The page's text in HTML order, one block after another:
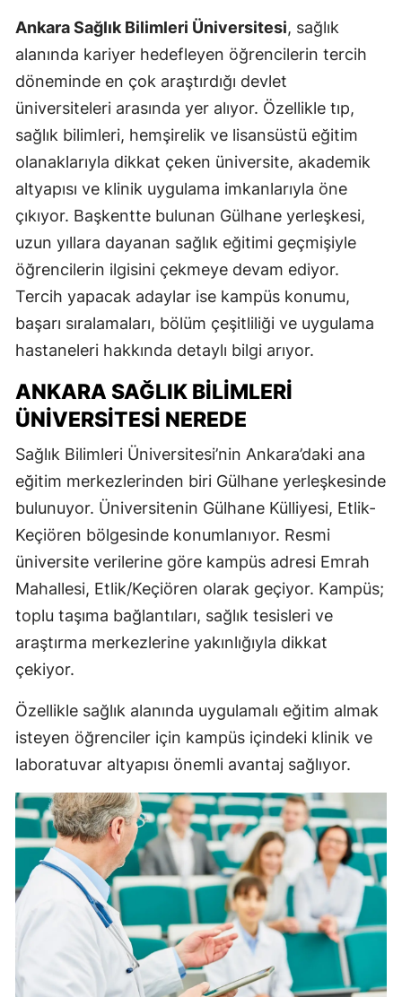
Ankara Sağlık Bilimleri Üniversitesi, sağlık
alanında kariyer hedefleyen öğrencilerin tercih
döneminde en çok araştırdığı devlet
üniversiteleri arasında yer alıyor. Özellikle tıp,
sağlık bilimleri, hemşirelik ve lisansüstü eğitim
olanaklarıyla dikkat çeken üniversite, akademik
altyapısı ve klinik uygulama imkanlarıyla öne
çıkıyor. Başkentte bulunan Gülhane yerleşkesi,
uzun yıllara dayanan sağlık eğitimi geçmişiyle
öğrencilerin ilgisini çekmeye devam ediyor.
Tercih yapacak adaylar ise kampüs konumu,
başarı sıralamaları, bölüm çeşitliliği ve uygulama
hastaneleri hakkında detaylı bilgi arıyor.
ANKARA SAĞLIK BILIMLERI
ÜNIVERSITESI NEREDE
Sağlık Bilimleri Üniversitesi’nin Ankara’daki ana
eğitim merkezlerinden biri Gülhane yerleşkesinde
bulunuyor. Üniversitenin Gülhane Külliyesi, Etlik-
Keçiören bölgesinde konumlanıyor. Resmi
üniversite verilerine göre kampüs adresi Emrah
Mahallesi, Etlik/Keçiören olarak geçiyor. Kampüs;
toplu taşıma bağlantıları, sağlık tesisleri ve
araştırma merkezlerine yakınlığıyla dikkat
çekiyor.
Özellikle sağlık alanında uygulamalı eğitim almak
isteyen öğrenciler için kampüs içindeki klinik ve
laboratuvar altyapısı önemli avantaj sağlıyor.